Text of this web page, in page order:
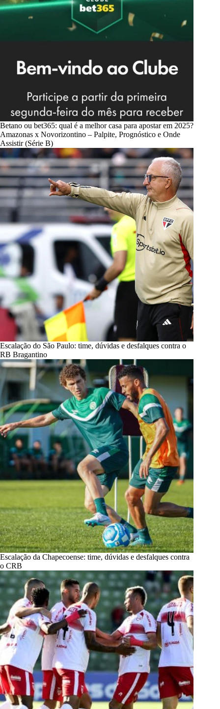
Betano ou bet365: qual é a melhor casa para apostar em 2025?
Amazonas x Novorizontino – Palpite, Prognóstico e Onde
Assistir (Série B)
Escalação do São Paulo: time, dúvidas e desfalques contra o
RB Bragantino
Escalação da Chapecoense: time, dúvidas e desfalques contra
o CRB